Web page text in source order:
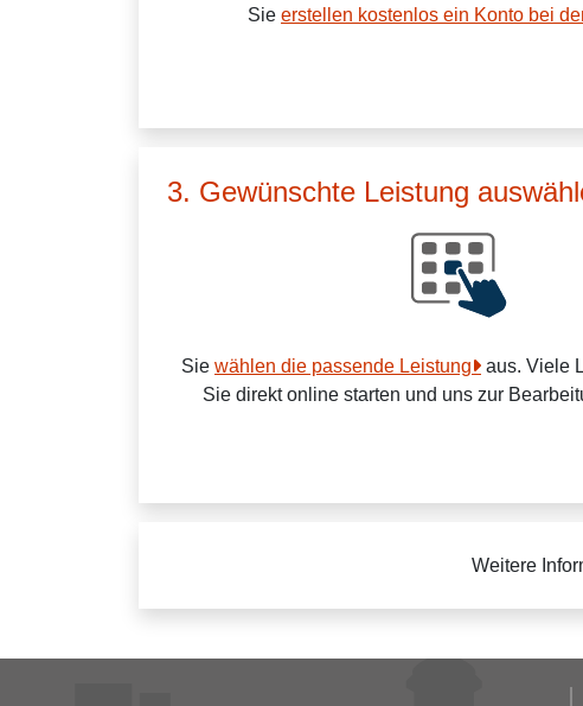
Sie erstellen kostenlos ein Konto bei
3. Gewünschte Leistung
Sie wählen die passende Leistung
aus. Viele
Sie direkt online starten und uns zur
Weitere